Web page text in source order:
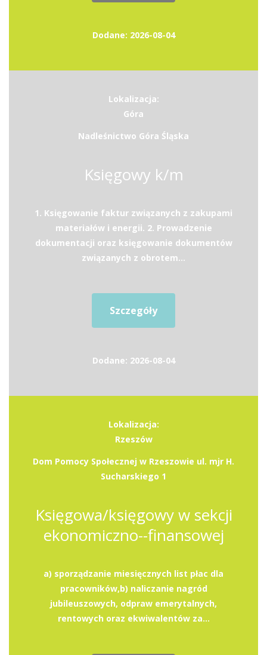
Dodane: 2026-08-04
Lokalizacja:
Góra
Nadleśnictwo Góra Śląska
Księgowy k/m
1. Księgowanie faktur związanych z zakupami
materiałów i energii. 2. Prowadzenie
dokumentacji oraz księgowanie dokumentów
związanych z obrotem...
Szczegóły
Dodane: 2026-08-04
Lokalizacja:
Rzeszów
Dom Pomocy Społecznej w Rzeszowie ul. mjr H.
Sucharskiego 1
Księgowa/księgowy w sekcji
ekonomiczno--finansowej
a) sporządzanie miesięcznych list płac dla
pracowników,b) naliczanie nagród
jubileuszowych, odpraw emerytalnych,
rentowych oraz ekwiwalentów za...